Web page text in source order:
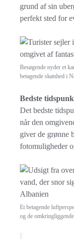
grund af sin
perfekt sted for
Besøgende nyder et
betagende skønhed i
Bedste
Det bedste
når den
giver de grønne
fotomuligheder
Et betagende
og de